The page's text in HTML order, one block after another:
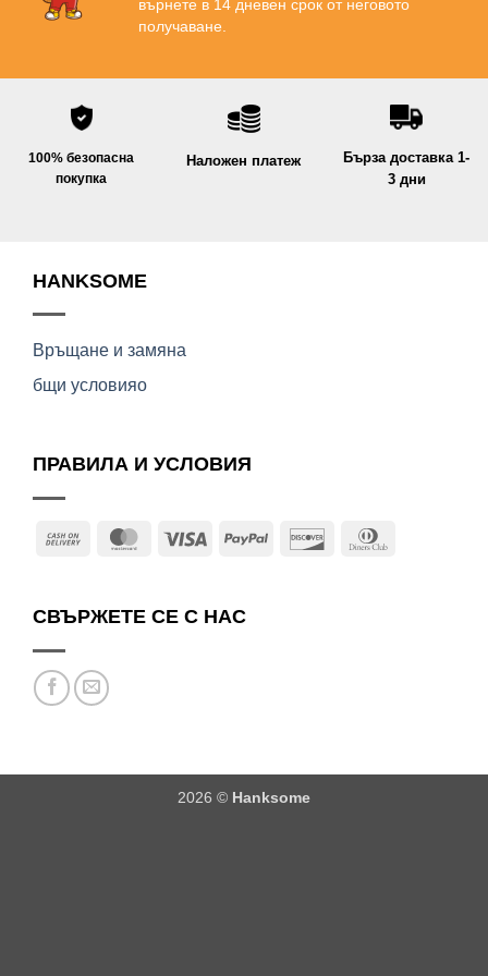
върнете в 14 дневен срок от неговото
получаване.
100% безопасна
покупка
Наложен платеж
Бърза доставка 1-
3 дни
HANKSOME
Връщане и замяна
бщи условияо
ПРАВИЛА И УСЛОВИЯ
Cash
MasterCard
Visa PayPal Discover
СВЪРЖЕТЕ СЕ С НАС
2026 © Hanksome